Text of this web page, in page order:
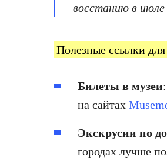
восстанию в июле
Полезные ссылки для
Билеты в музеи
на сайтах
Экскрусии по
городах лучше